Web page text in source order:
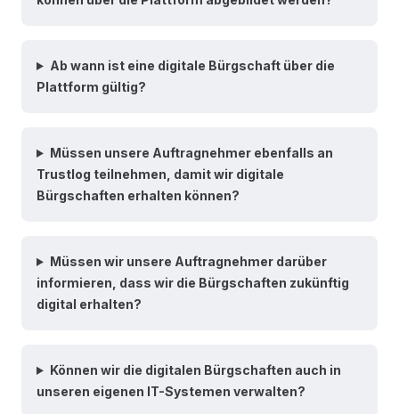
Ab wann ist eine digitale Bürgschaft über die
Plattform gültig?
Müssen unsere Auftragnehmer ebenfalls an
Trustlog teilnehmen, damit wir digitale
Bürgschaften erhalten können?
Müssen wir unsere Auftragnehmer darüber
informieren, dass wir die Bürgschaften zukünftig
digital erhalten?
Können wir die digitalen Bürgschaften auch in
unseren eigenen IT-Systemen verwalten?